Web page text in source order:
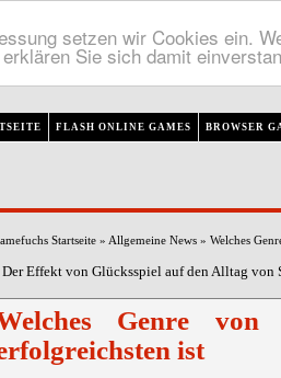
setzen wir Cookies ein.
erklären Sie sich damit
FLASH ONLINE GAMES BROWSER
Startseite » Allgemeine News » Welches
Der Effekt von Glücksspiel auf den Alltag von
Genre von
ist